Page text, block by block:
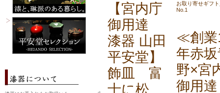
【宮内庁
御用達
漆器 山田
平安堂】
飾皿 富
士に松
お取り寄せギフ
No.1
≪創業
年赤
野×宮
御用